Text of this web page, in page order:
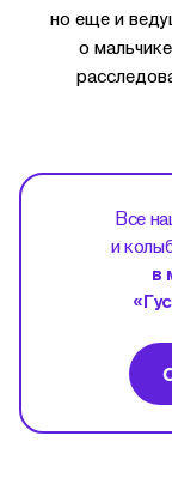
но еще и
о
Все
и
в